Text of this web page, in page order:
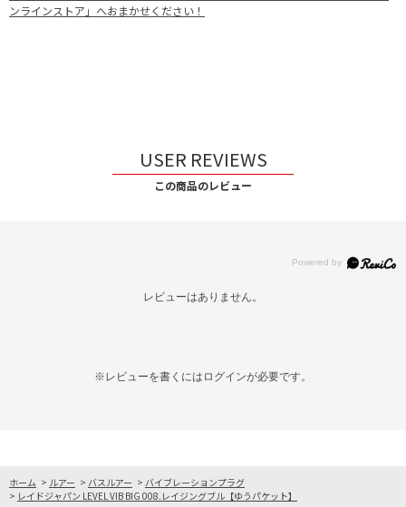
ンラインストア」へおまかせください！
USER REVIEWS
この商品のレビュー
レビューはありません。
※レビューを書くには ログインが必要です。
ホーム > ルアー > バスルアー > バイブレーションプラグ
> レイドジャパン LEVEL VIB BIG 008.レイジングブル【ゆうパケット】